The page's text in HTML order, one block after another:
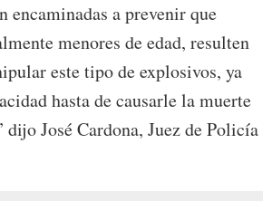
encaminadas a prevenir que
menores de edad, resulten
este tipo de explosivos, ya
hasta de causarle la muerte
dijo José Cardona, Juez de Policía